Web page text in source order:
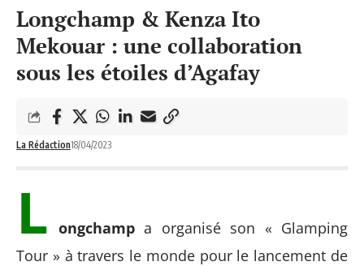
Longchamp & Kenza Ito
Mekouar : une collaboration
sous les étoiles d’Agafay
La Rédaction18/04/2023
L ongchamp a organisé son « Glamping
Tour » à travers le monde pour le lancement de